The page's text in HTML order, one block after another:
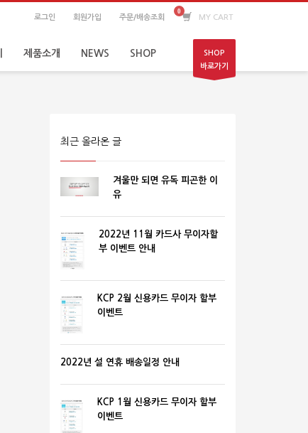
로그인 회원가입 주문/배송조회 MY CART
SHOP
바로가기
제품소개 NEWS SHOP
최근 올라온 글
겨울만 되면 유독 피곤한 이
유
2022년 11월 카드사 무이자할
부 이벤트 안내
KCP 2월 신용카드 무이자 할부
이벤트
2022년 설 연휴 배송일정 안내
KCP 1월 신용카드 무이자 할부
이벤트